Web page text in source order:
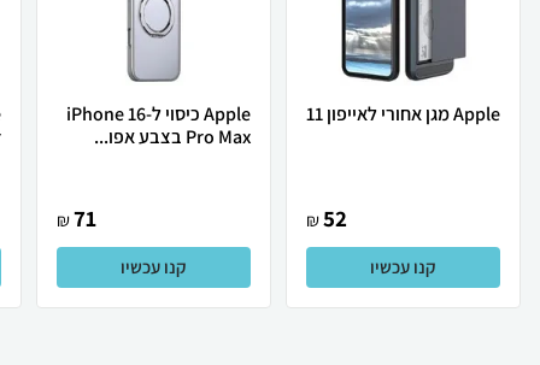
Apple מגן אחורי לאייפון 11
52
₪
קנו עכשיו
Apple כיסוי ל-iPhone 16
Pro Max בצבע אפו...
71
₪
קנו עכשיו